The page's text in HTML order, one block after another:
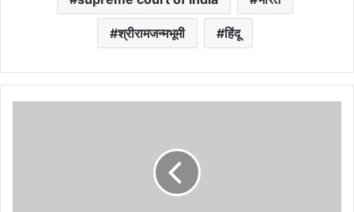
श्रीरामजन्मभूमी हिंदू